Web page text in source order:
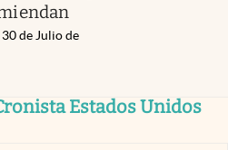
30 de Julio de
Estados Unidos